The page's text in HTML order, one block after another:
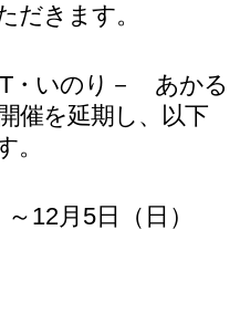
だきます。
・いのり－ あかる
催を延期し、以下
。
12月5日（日）